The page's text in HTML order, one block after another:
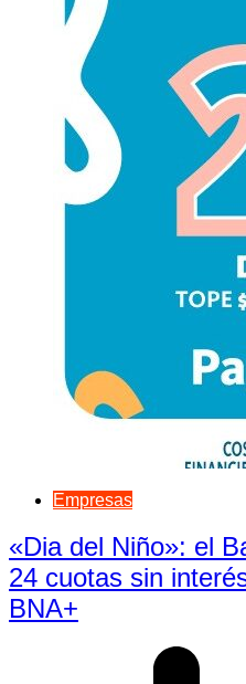
Empresas
«Dia del Niño»: el
24 cuotas sin
BNA+